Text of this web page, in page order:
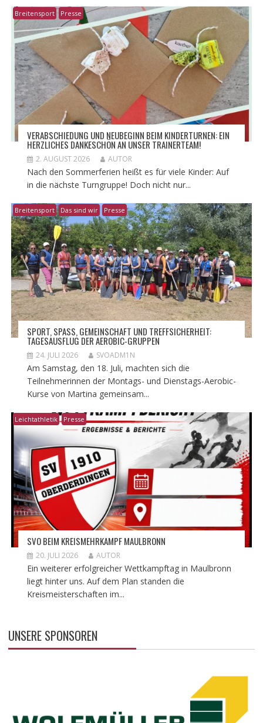
Breitensport Presse
VERABSCHIEDUNG UND NEUBEGINN BEIM KINDERTURNEN: EIN
HERZLICHES DANKESCHÖN AN UNSER TRAINERTEAM!
2. AUGUST 2026 AUTOR
Nach den Sommerferien heißt es für viele Kinder: Auf
in die nächste Turngruppe! Doch nicht nur...
Breitensport Das sind wir Presse
​SPORT, SPASS, GEMEINSCHAFT UND TREFFSICHERHEIT: T
AGESAUSFLUG DER AEROBIC-GRUPPEN
24. JULI 2026 SVOADM1N
Am Samstag, den 18. Juli, machten sich die
Teilnehmerinnen der Montags- und Dienstags-Aerobic-
Kurse von Martina gemeinsam...
Leichtathletik Presse
SVO BEIM KREISMEHRKAMPF MAULBRONN
20. JULI 2026 AUTOR
Ein weiterer erfolgreicher Wettkampftag in Maulbronn
liegt hinter uns. Auf dem Plan standen die
Kreismeisterschaften im...
UNSERE SPONSOREN